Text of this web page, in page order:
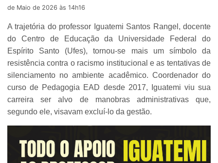
de Maio de 2026 às 14h16
A trajetória do professor Iguatemi Santos Rangel, docente
do Centro de Educação da Universidade Federal do
Espírito Santo (Ufes), tornou-se mais um símbolo da
resistência contra o racismo institucional e as tentativas de
silenciamento no ambiente acadêmico. Coordenador do
curso de Pedagogia EAD desde 2017, Iguatemi viu sua
carreira ser alvo de manobras administrativas que,
segundo ele, visavam excluí-lo da gestão.